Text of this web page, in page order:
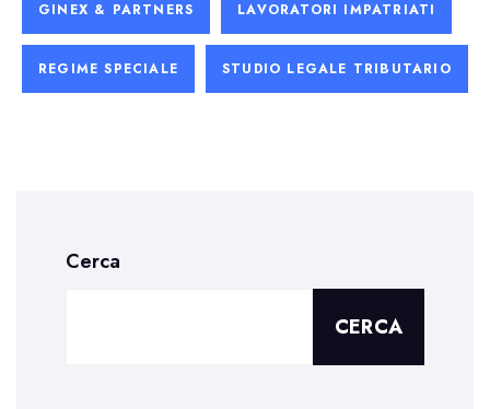
GINEX & PARTNERS LAVORATORI IMPATRIATI
REGIME SPECIALE STUDIO LEGALE TRIBUTARIO
Cerca
CERCA